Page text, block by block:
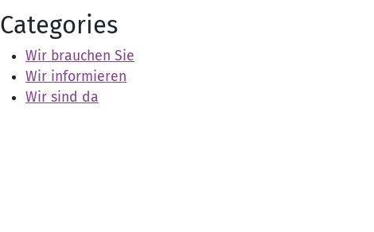
Categories
Wir brauchen Sie
Wir informieren
Wir sind da